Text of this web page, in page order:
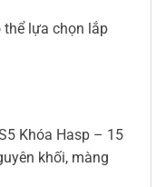
thể lựa chọn lắp
Khóa Hasp – 15
khối, màng